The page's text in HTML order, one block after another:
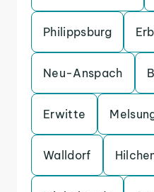
Philippsburg
Neu-Anspach
Erwitte
Walldorf